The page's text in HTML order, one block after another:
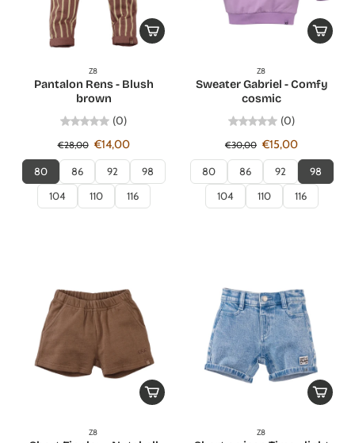
Z8
Pantalon Rens - Blush
brown
(0)
€28,00 €14,00
80 86 92
98
104
110 116
Z8
Sweater Gabriel - Comfy
cosmic
(0)
€30,00 €15,00
80 86 92
98
104
110 116
Z8 Z8